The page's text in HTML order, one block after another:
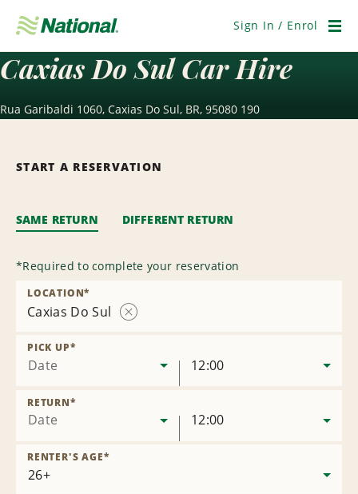
Navigation
Sign In / Enrol
Caxias Do Sul Car Hire
Rua Garibaldi 1060, Caxias Do Sul, BR, 95080 190
START A RESERVATION
SAME RETURN DIFFERENT RETURN
*Required to complete your reservation
Caxias Do Sul
LOCATION*
Date
PICK UP*
12:00
Date
RETURN*
12:00
RENTER'S AGE*